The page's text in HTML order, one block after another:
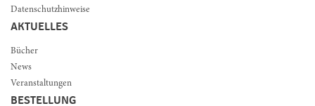
Datenschutzhinweise
AKTUELLES
Bücher
News
Veranstaltungen
BESTELLUNG